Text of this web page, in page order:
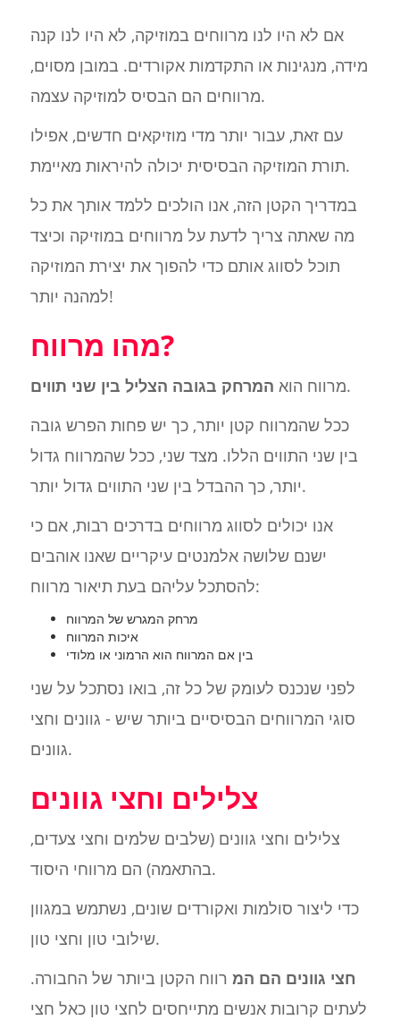
אם לא היו לנו מרווחים במוזיקה, לא היו לנו קנה
מידה, מנגינות או התקדמות אקורדים. במובן מסוים,
מרווחים הם הבסיס למוזיקה עצמה.
עם זאת, עבור יותר מדי מוזיקאים חדשים, אפילו
תורת המוזיקה הבסיסית יכולה להיראות מאיימת.
במדריך הקטן הזה, אנו הולכים ללמד אותך את כל
מה שאתה צריך לדעת על מרווחים במוזיקה וכיצד
תוכל לסווג אותם כדי להפוך את יצירת המוזיקה
למהנה יותר!
מהו מרווח?
מרווח הוא המרחק בגובה הצליל בין שני תווים
.
ככל שהמרווח קטן יותר, כך יש פחות הפרש גובה
בין שני התווים הללו. מצד שני, ככל שהמרווח גדול
יותר, כך ההבדל בין שני התווים גדול יותר.
אנו יכולים לסווג מרווחים בדרכים רבות, אם כי
ישנם שלושה אלמנטים עיקריים שאנו אוהבים
להסתכל עליהם בעת תיאור מרווח:
מרחק המגרש של המרווח
איכות המרווח
בין אם המרווח הוא הרמוני או מלודי
לפני שנכנס לעומק של כל זה, בואו נסתכל על שני
סוגי המרווחים הבסיסיים ביותר שיש - גוונים וחצי
גוונים.
צלילים וחצי גוונים
צלילים וחצי גוונים (שלבים שלמים וחצי צעדים,
בהתאמה) הם מרווחי היסוד.
כדי ליצור סולמות ואקורדים שונים, נשתמש במגוון
שילובי טון וחצי טון.
חצי גוונים הם המ רווח הקטן ביותר של החבורה.
לעתים קרובות אנשים מתייחסים לחצי טון כאל חצי